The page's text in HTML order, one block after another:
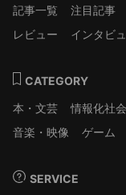
記事一覧
注目記事
レビュー
インタビ
CATEGORY
本・文芸
情報化社会
音楽・映像
ゲーム
SERVICE